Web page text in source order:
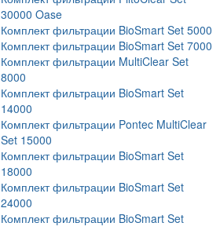
30000 Oase
Комплект фильтрации BioSmart Set 5000
Комплект фильтрации BioSmart Set 7000
Комплект фильтрации MultiClear Set
8000
Комплект фильтрации BioSmart Set
14000
Комплект фильтрации Pontec MultiClear
Set 15000
Комплект фильтрации BioSmart Set
18000
Комплект фильтрации BioSmart Set
24000
Комплект фильтрации BioSmart Set